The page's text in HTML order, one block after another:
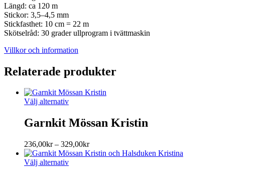
Längd: ca 120 m
Stickor: 3,5–4,5 mm
Stickfasthet: 10 cm = 22 m
Skötselråd: 30 grader ullprogram i tvättmaskin
Villkor och information
Relaterade produkter
Välj alternativDen
produkten
har
varianter.
De
olika
Garnkit Mössan Kristin
236,00kr – 329,00krPrisintervall:
236,00kr
Välj alternativDen